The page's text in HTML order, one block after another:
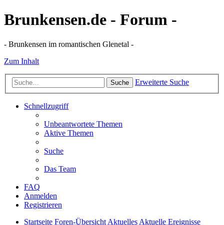
Brunkensen.de - Forum -
- Brunkensen im romantischen Glenetal -
Zum Inhalt
Suche Erweiterte Suche
Schnellzugriff
Unbeantwortete Themen
Aktive Themen
Suche
Das Team
FAQ
Anmelden
Registrieren
Startseite Foren-ÜbersichtAktuellesAktuelle Ereignisse